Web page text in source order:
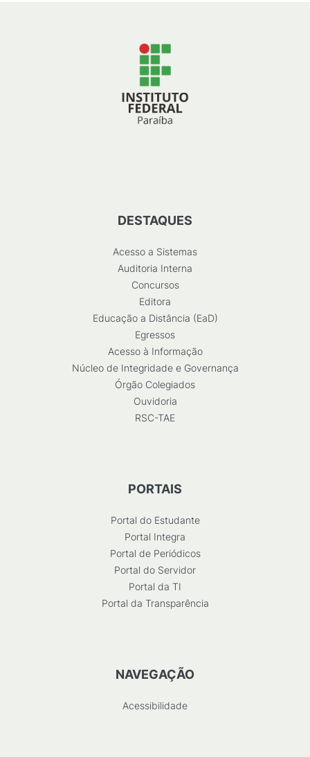
DESTAQUES
Acesso a Sistemas
Auditoria Interna
Concursos
Editora
Educação a Distância (EaD)
Egressos
Acesso à Informação
Núcleo de Integridade e Governança
Órgão Colegiados
Ouvidoria
RSC-TAE
PORTAIS
Portal do Estudante
Portal Integra
Portal de Periódicos
Portal do Servidor
Portal da TI
Portal da Transparência
NAVEGAÇÃO
Acessibilidade